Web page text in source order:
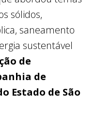
sólidos,
saneamento
sustentável
de
de
Estado de São